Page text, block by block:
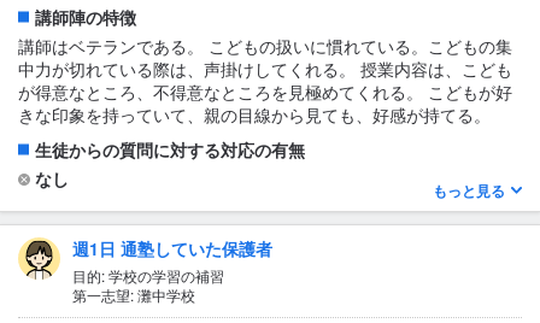
授業の形式・流れ・雰囲気
本人があまり話さないので、よくわからないが、、友達もそれな
りにいたようだし、良い雰囲気だったのではないかと思う。授業
の形式や流れについても特に不満があるようにはみえなかった。
他の塾と比べられず分からない。
テキスト・教材について
あまり覚えていない。
講師陣の特徴
講師はベテランである。 こどもの扱いに慣れている。こどもの集
中力が切れている際は、声掛けしてくれる。 授業内容は、こども
が得意なところ、不得意なところを見極めてくれる。 こどもが好
きな印象を持っていて、親の目線から見ても、好感が持てる。
生徒からの質問に対する対応の有無
なし
1日あたりの授業時間について
1〜2時間
授業の形式・流れ・雰囲気
授業は、アイスブレークから始まり、講義、練習問題、応用問
もっと見る
週1日 通塾していた保護者
目的: 学校の学習の補習
第一志望: 灘中学校